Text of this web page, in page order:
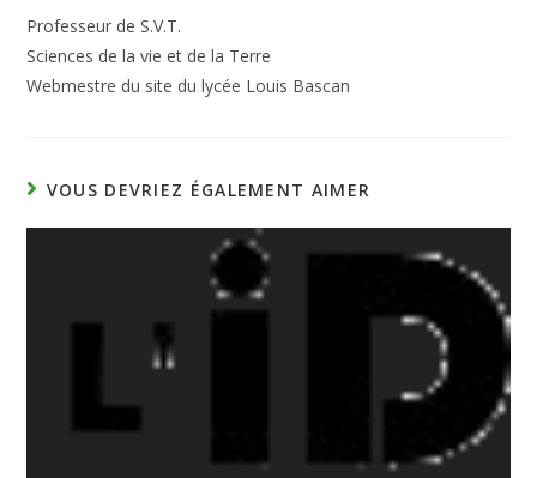
Professeur de S.V.T.
Sciences de la vie et de la Terre
Webmestre du site du lycée Louis Bascan
VOUS DEVRIEZ ÉGALEMENT AIMER